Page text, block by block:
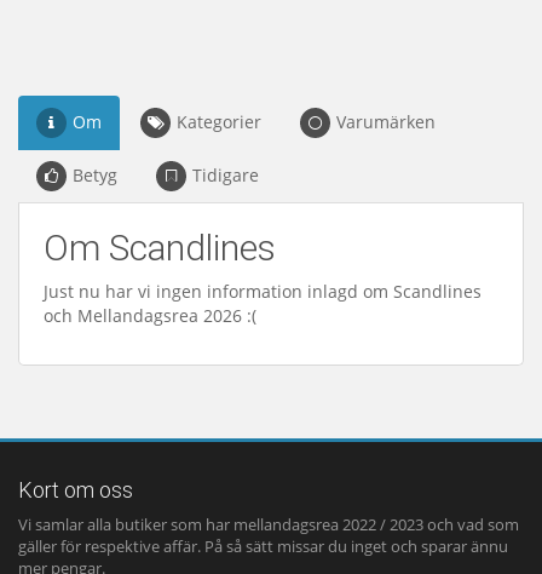
Om Kategorier Varumärken
Betyg Tidigare
Om Scandlines
Just nu har vi ingen information inlagd om Scandlines
och Mellandagsrea 2026 :(
Kort om oss
Vi samlar alla butiker som har mellandagsrea 2022 / 2023 och vad som
gäller för respektive affär. På så sätt missar du inget och sparar ännu
mer pengar.